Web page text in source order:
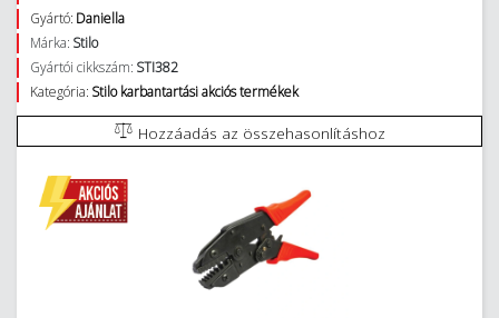
Gyártó: Daniella
Márka: Stilo
Gyártói cikkszám: STI382
Kategória: Stilo karbantartási akciós termékek
Hozzáadás az összehasonlításhoz